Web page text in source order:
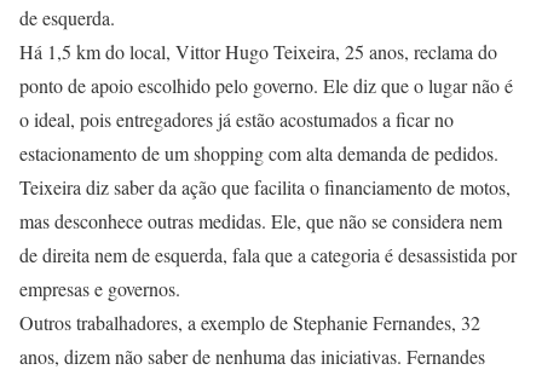
de esquerda.
Há 1,5 km do local, Vittor Hugo Teixeira, 25 anos, reclama do
ponto de apoio escolhido pelo governo. Ele diz que o lugar não é
o ideal, pois entregadores já estão acostumados a ficar no
estacionamento de um shopping com alta demanda de pedidos.
Teixeira diz saber da ação que facilita o financiamento de motos,
mas desconhece outras medidas. Ele, que não se considera nem
de direita nem de esquerda, fala que a categoria é desassistida por
empresas e governos.
Outros trabalhadores, a exemplo de Stephanie Fernandes, 32
anos, dizem não saber de nenhuma das iniciativas. Fernandes